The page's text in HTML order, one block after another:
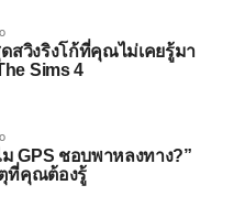
ดสวิงริงโก้ที่คุณไม่เคยรู้มา
Sims 4
GPS ชอบพาหลงทาง?”
ที่คุณต้องรู้